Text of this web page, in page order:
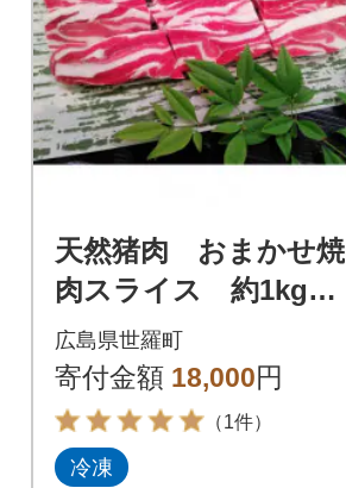
天然猪肉 おまかせ焼
肉スライス 約1kg
(約500g×2袋)
広島県世羅町
寄付金額 18,000円
（1件）
冷凍